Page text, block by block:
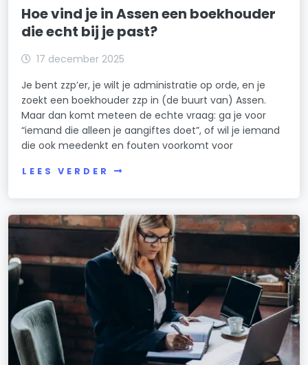
Hoe vind je in Assen een boekhouder
die echt bij je past?
17 december 2025
Je bent zzp’er, je wilt je administratie op orde, en je
zoekt een boekhouder zzp in (de buurt van) Assen.
Maar dan komt meteen de echte vraag: ga je voor
“iemand die alleen je aangiftes doet”, of wil je iemand
die ook meedenkt en fouten voorkomt voor
LEES VERDER